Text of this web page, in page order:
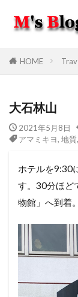
HOME
大石林山
2021年5月8日
アマミキヨ, 地質,
ホテルを9:30
す。30分ほど
物館」へ到着。